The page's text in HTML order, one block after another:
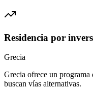
Residencia por
Grecia
Grecia ofrece un programa
buscan vías alternativas.